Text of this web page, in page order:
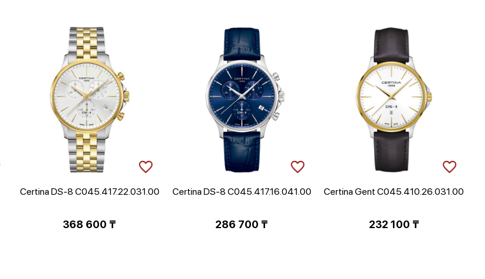
Certina DS-8 C045.417.22.031.00
368 600 ₸
Certina DS-8 C045.417.16.041.00
286 700 ₸
Certina Gent C045.410.26.031.00
232 100 ₸